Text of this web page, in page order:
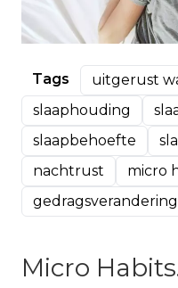
Tags uitgerust
slaaphouding
slaapbehoefte
nachtrust
micro
gedragsverandering
Micro